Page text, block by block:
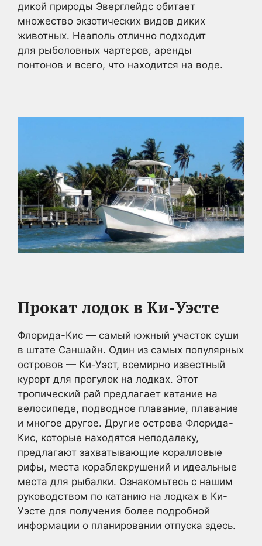
дикой природы Эверглейдс обитает
множество экзотических видов диких
животных. Неаполь отлично подходит
для рыболовных чартеров, аренды
понтонов и всего, что находится на воде.
Прокат лодок в Ки-Уэсте
Флорида-Кис — самый южный участок суши
в штате Саншайн. Один из самых популярных
островов — Ки-Уэст, всемирно известный
курорт для прогулок на лодках. Этот
тропический рай предлагает катание на
велосипеде, подводное плавание, плавание
и многое другое. Другие острова Флорида-
Кис, которые находятся неподалеку,
предлагают захватывающие коралловые
рифы, места кораблекрушений и идеальные
места для рыбалки. Ознакомьтесь с нашим
руководством по катанию на лодках в Ки-
Уэсте для получения более подробной
информации о планировании отпуска здесь.